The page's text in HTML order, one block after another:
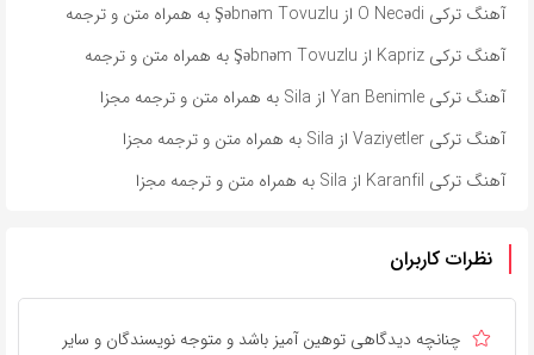
آهنگ ترکی O Necədi از Şəbnəm Tovuzlu به همراه متن و ترجمه
آهنگ ترکی Kapriz از Şəbnəm Tovuzlu به همراه متن و ترجمه
آهنگ ترکی Yan Benimle از Sila به همراه متن و ترجمه مجزا
آهنگ ترکی Vaziyetler از Sila به همراه متن و ترجمه مجزا
آهنگ ترکی Karanfil از Sila به همراه متن و ترجمه مجزا
نظرات کاربران
چنانچه دیدگاهی توهین آمیز باشد و متوجه نویسندگان و سایر